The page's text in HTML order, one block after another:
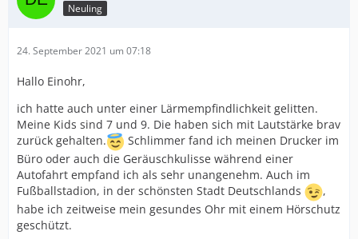
Neuling
24. September 2021 um 07:18
Hallo Einohr,
ich hatte auch unter einer Lärmempfindlichkeit gelitten.
Meine Kids sind 7 und 9. Die haben sich mit Lautstärke brav
zurück gehalten.
Schlimmer fand ich meinen Drucker im
Büro oder auch die Geräuschkulisse während einer
Autofahrt empfand ich als sehr unangenehm. Auch im
Fußballstadion, in der schönsten Stadt Deutschlands
,
habe ich zeitweise mein gesundes Ohr mit einem Hörschutz
geschützt.